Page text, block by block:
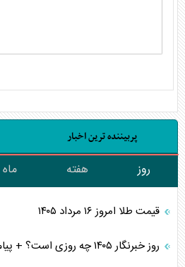
پربیننده ترین اخبار
روز هفته ماه
قیمت طلا امروز ۱۶ مرداد ۱۴۰۵
روز خبرنگار ۱۴۰۵ چه روزی است؟ + پیام تبریک روز خبرنگار ۱۴۰۵